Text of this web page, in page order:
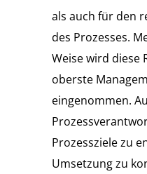
als auch für den
des Prozesses.
Weise wird diese
oberste
eingenommen.
Prozessziele zu
Umsetzung zu